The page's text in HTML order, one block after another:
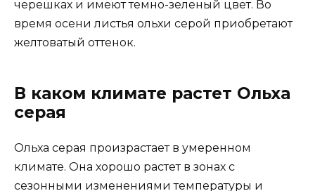
черешках и имеют темно-зеленый цвет. Во
время осени листья ольхи серой приобретают
желтоватый оттенок.
В каком климате растет Ольха
серая
Ольха серая произрастает в умеренном
климате. Она хорошо растет в зонах с
сезонными изменениями температуры и